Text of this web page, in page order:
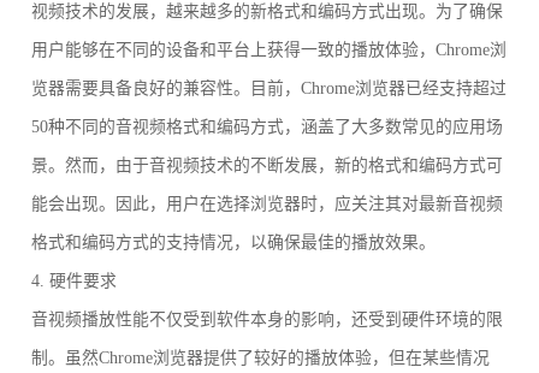
视频技术的发展，越来越多的新格式和编码方式出现。为了确保
用户能够在不同的设备和平台上获得一致的播放体验，Chrome浏
览器需要具备良好的兼容性。目前，Chrome浏览器已经支持超过
50种不同的音视频格式和编码方式，涵盖了大多数常见的应用场
景。然而，由于音视频技术的不断发展，新的格式和编码方式可
能会出现。因此，用户在选择浏览器时，应关注其对最新音视频
格式和编码方式的支持情况，以确保最佳的播放效果。
4. 硬件要求
音视频播放性能不仅受到软件本身的影响，还受到硬件环境的限
制。虽然Chrome浏览器提供了较好的播放体验，但在某些情况